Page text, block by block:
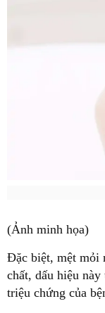
(Ảnh minh họa)
Đặc biệt, mệt mỏi
chất, dấu hiệu
triệu chứng của